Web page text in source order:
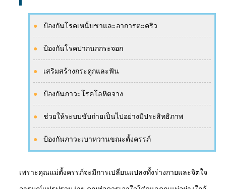
ป้องกันโรคเหน็บชาและอาการตะคริว
ป้องกันโรคปากนกกระจอก
เสริมสร้างกระดูกและฟัน
ป้องกันภาวะโรคโลหิตจาง
ช่วยให้ระบบขับถ่ายเป็นไปอย่างมีประสิทธิภาพ
ป้องกันภาวะเบาหวานขณะตั้งครรภ์
เพราะคุณแม่ตั้งครรภ์จะมีการเปลี่ยนแปลงทั้งร่างกายและจิตใจ